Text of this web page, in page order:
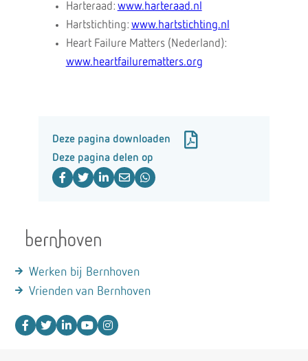
Harteraad: www.harteraad.nl
Hartstichting: www.hartstichting.nl
Heart Failure Matters (Nederland):
www.heartfailurematters.org
Deze pagina downloaden
Deze pagina delen op
Werken bij Bernhoven
Vrienden van Bernhoven